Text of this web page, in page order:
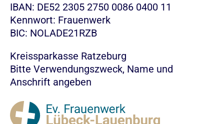
IBAN: DE52 2305 2750 0086 0400 11
Kennwort: Frauenwerk
BIC: NOLADE21RZB
Kreissparkasse Ratzeburg
Bitte Verwendungszweck, Name und
Anschrift angeben